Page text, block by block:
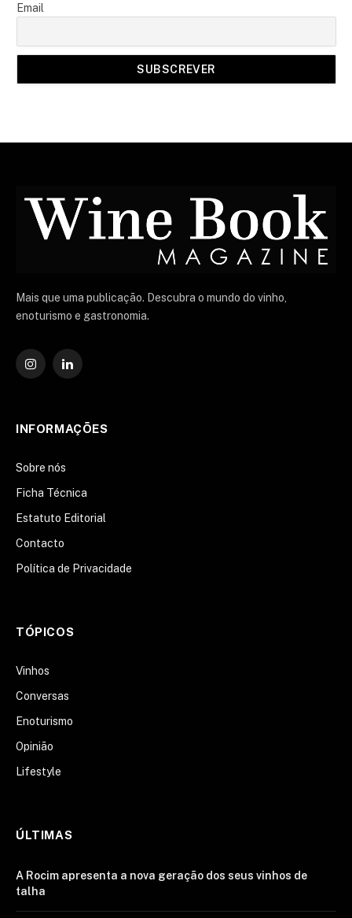
Email
Mais que uma publicação. Descubra o mundo do vinho,
enoturismo e gastronomia.
Instagram
O
INFORMAÇÕES
Sobre nós
Ficha Técnica
Estatuto Editorial
Contacto
Política de Privacidade
TÓPICOS
Vinhos
Conversas
Enoturismo
Opinião
Lifestyle
ÚLTIMAS
A Rocim apresenta a nova geração dos seus vinhos de
talha